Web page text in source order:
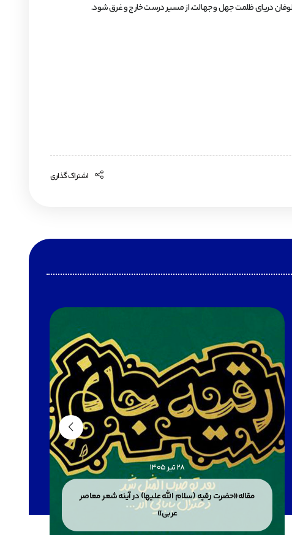
طوفان دریای ظلمت جهل و جهالت، از مسیر درست خارج و غرق شود.
اشتراک گذاری
28 تیر 1405
مقاله«حضرت رقیه (سلام الله علیها) در آینه شعر معاصر
عربی»